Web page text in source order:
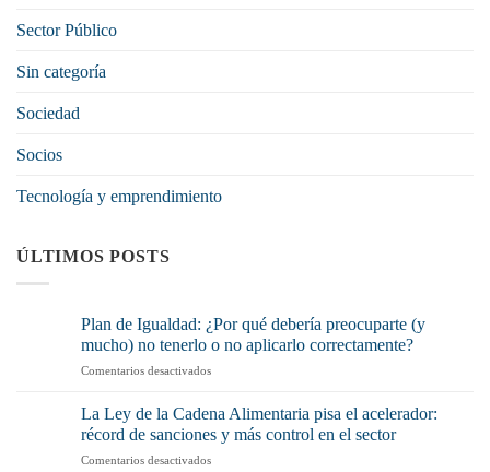
Sector Público
Sin categoría
Sociedad
Socios
Tecnología y emprendimiento
ÚLTIMOS POSTS
Plan de Igualdad: ¿Por qué debería preocuparte (y
mucho) no tenerlo o no aplicarlo correctamente?
Comentarios desactivadosen
Igualdad:
¿Por
qué
La Ley de la Cadena Alimentaria pisa el acelerador:
récord de sanciones y más control en el sector
Comentarios desactivadosen